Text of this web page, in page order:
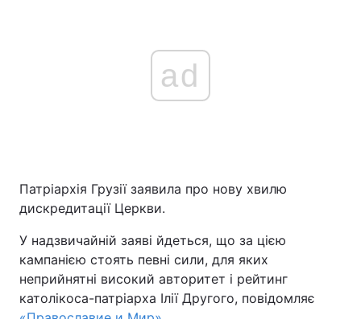
ad
Патріархія Грузії заявила про нову хвилю
дискредитації Церкви.
У надзвичайній заяві йдеться, що за цією
кампанією стоять певні сили, для яких
неприйнятні високий авторитет і рейтинг
католікоса-патріарха Ілії Другого, повідомляє